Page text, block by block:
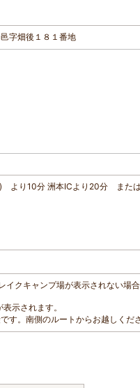
字畑後１８１番地
より10分 洲本ICより20分 また
イクキャンプ場が表示されない場合
示されます。
す。南側のルートからお越しくだ